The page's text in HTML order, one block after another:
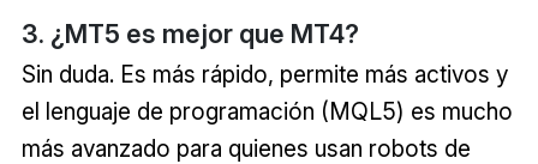
3. ¿MT5 es mejor que MT4?
Sin duda. Es más rápido, permite más activos y
el lenguaje de programación (MQL5) es mucho
más avanzado para quienes usan robots de